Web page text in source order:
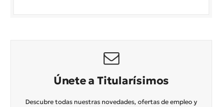
Únete a Titularísimos
Descubre todas nuestras novedades, ofertas de empleo y